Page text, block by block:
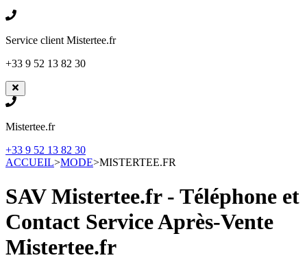
Service client Mistertee.fr
+33 9 52 13 82 30
Mistertee.fr
+33 9 52 13 82 30
ACCUEIL>MODE>MISTERTEE.FR
SAV Mistertee.fr - Téléphone et
Contact Service Après-Vente
Mistertee.fr